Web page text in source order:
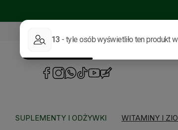
SUPLEMENTY I ODŻYWKI WITAMINY I